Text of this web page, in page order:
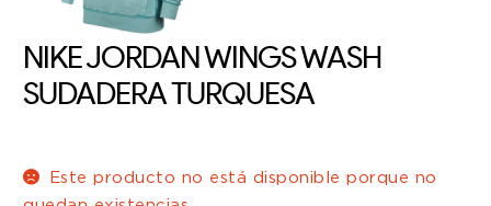
NIKE JORDAN WINGS WASH
SUDADERA TURQUESA
Este producto no está disponible porque no